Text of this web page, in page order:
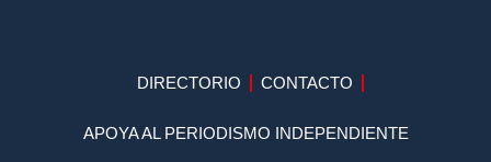
DIRECTORIO CONTACTO
APOYA AL PERIODISMO INDEPENDIENTE